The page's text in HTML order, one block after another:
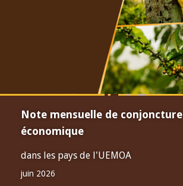
Note mensuelle de conjoncture
économique
dans les pays de l'UEMOA
juin 2026